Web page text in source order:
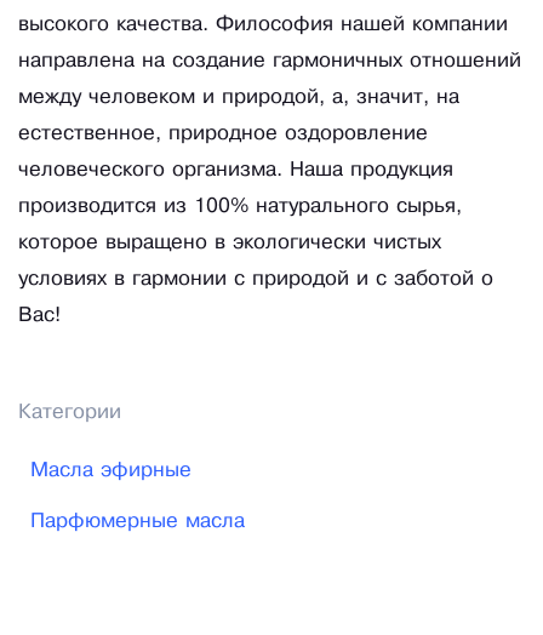
высокого качества. Философия нашей компании
направлена на создание гармоничных отношений
между человеком и природой, а, значит, на
естественное, природное оздоровление
человеческого организма. Наша продукция
производится из 100% натурального сырья,
которое выращено в экологически чистых
условиях в гармонии с природой и с заботой о
Вас!
Категории
Масла эфирные
Парфюмерные масла